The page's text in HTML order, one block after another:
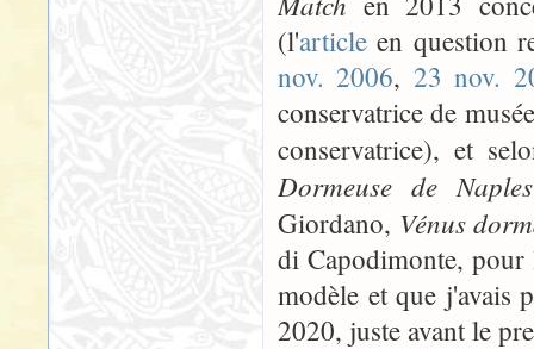
(l'article en question
nov. 2006, 23 nov.
conservatrice de
conservatrice), et
Dormeuse de Naples
Giordano, Vénus
di Capodimonte,
modèle et que j'avais
2020, juste avant le